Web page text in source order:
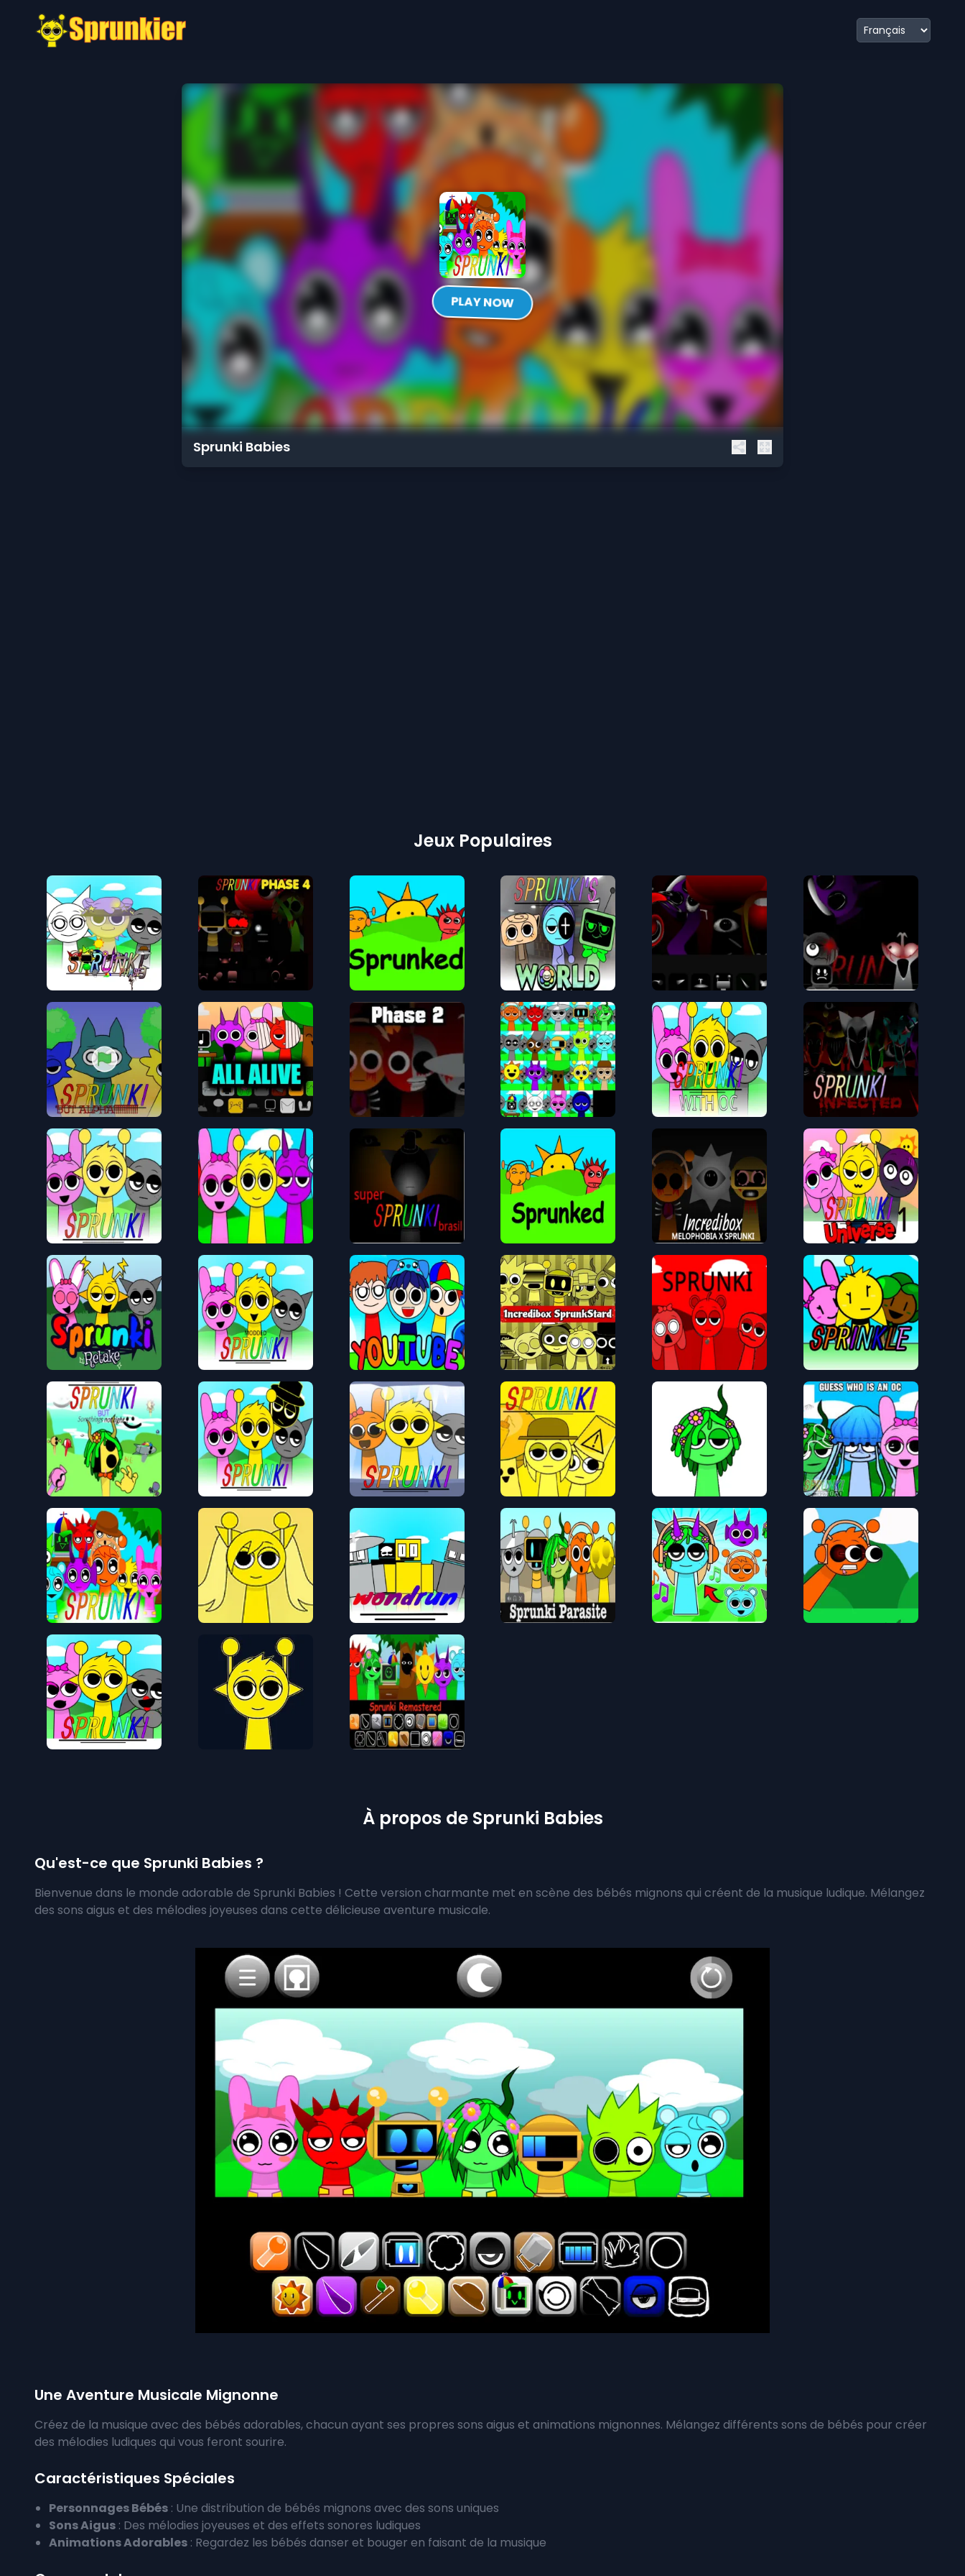
PLAY NOW
Sprunki Babies
Jeux Populaires
À propos de Sprunki Babies
Qu'est-ce que Sprunki Babies ?
Bienvenue dans le monde adorable de Sprunki Babies ! Cette version charmante met en scène des bébés mignons qui créent de la musique ludique. Mélangez
des sons aigus et des mélodies joyeuses dans cette délicieuse aventure musicale.
Une Aventure Musicale Mignonne
Créez de la musique avec des bébés adorables, chacun ayant ses propres sons aigus et animations mignonnes. Mélangez différents sons de bébés pour créer
des mélodies ludiques qui vous feront sourire.
Caractéristiques Spéciales
Personnages Bébés : Une distribution de bébés mignons avec des sons uniques
Sons Aigus : Des mélodies joyeuses et des effets sonores ludiques
Animations Adorables : Regardez les bébés danser et bouger en faisant de la musique